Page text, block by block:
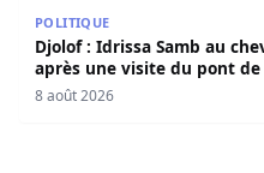
POLITIQUE
Djolof : Idrissa Samb au
après une visite du pont de
8 août 2026